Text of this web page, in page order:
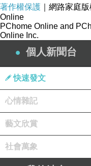
著作權保護 ｜網路家庭
Online
PChome Online and
Online Inc.
個人新聞台
快速發文
心情雜記
藝文欣賞
社會萬象